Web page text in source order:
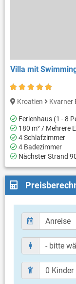
Villa mit
Kroatien Kvarner
Ferienhaus (1 - 8
180 m² / Mehrere
4 Schlafzimmer
4 Badezimmer
Nächster Strand